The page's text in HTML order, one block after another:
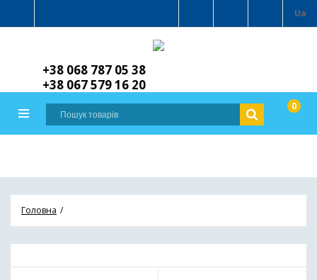
Ua
+38 068 787 05 38
+38 067 579 16 20
0
Головна